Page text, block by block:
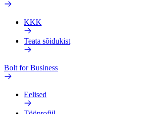
KKK
Teata sõidukist
Bolt for Business
Eelised